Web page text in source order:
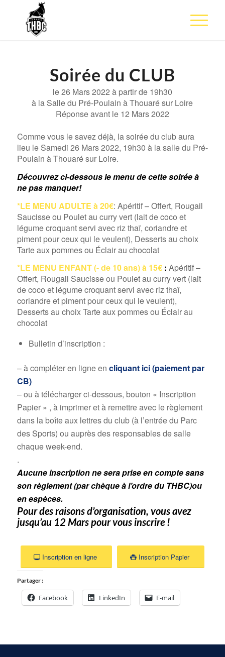
Soirée du CLUB
le 26 Mars 2022 à partir de 19h30
à la Salle du Pré-Poulain à Thouaré sur Loire
Réponse avant le 12 Mars 2022
Comme vous le savez déjà, la soirée du club aura
lieu le Samedi 26 Mars 2022, 19h30 à la salle du Pré-
Poulain à Thouaré sur Loire.
Découvrez ci-dessous le menu de cette soirée à
ne pas manquer!
*LE MENU ADULTE à 20€: Apéritif – Offert, Rougail
Saucisse ou Poulet au curry vert (lait de coco et
légume croquant servi avec riz thaï, coriandre et
piment pour ceux qui le veulent), Desserts au choix
Tarte aux pommes ou Éclair au chocolat
*LE MENU ENFANT (- de 10 ans) à 15€: Apéritif –
Offert, Rougail Saucisse ou Poulet au curry vert (lait
de coco et légume croquant servi avec riz thaï,
coriandre et piment pour ceux qui le veulent),
Desserts au choix Tarte aux pommes ou Éclair au
chocolat
Bulletin d’inscription :
– à compléter en ligne en cliquant ici (paiement par
CB)
– ou à télécharger ci-dessous, bouton « Inscription
Papier » , à imprimer et à remettre avec le règlement
dans la boîte aux lettres du club (à l’entrée du Parc
des Sports) ou auprès des responsables de salle
chaque week-end.
.
Aucune inscription ne sera prise en compte sans
son règlement (par chèque à l’ordre du THBC)ou
en espèces.
Pour des raisons d’organisation, vous avez
jusqu’au 12 Mars pour vous inscrire !
Inscription en ligne Inscription Papier
Partager :
Facebook LinkedIn E-mail